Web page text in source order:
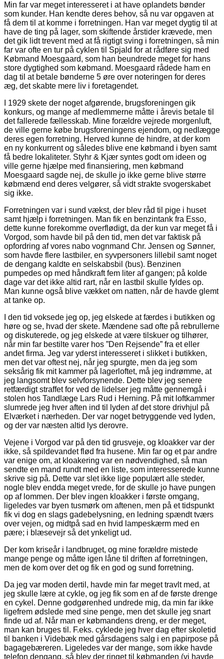
Min far var meget interesseret i at have oplandets bønder
som kunder. Han kendte deres behov, så nu var opgaven at
få dem til at komme i forretningen. Han var meget dygtig til at
have de ting på lager, som skiftende årstider krævede, men
det gik lidt trevent med at få rigtigt sving i forretningen, så min
far var ofte en tur på cyklen til Spjald for at rådføre sig med
Købmand Moesgaard, som han beundrede meget for hans
store dygtighed som købmand. Moesgaard rådede ham en
dag til at betale bønderne 5 øre over noteringen for deres
æg, det skabte mere liv i foretagendet.
I 1929 skete der noget afgørende, brugsforeningen gik
konkurs, og mange af medlemmerne måtte i årevis betale til
det fallerede fællesskab. Mine forældre vejrede morgenluft,
de ville gerne købe brugsforeningens ejendom, og nedlægge
deres egen forretning. Herved kunne de hindre, at der kom
en ny konkurrent og således blive ene købmand i byen samt
få bedre lokaliteter. Styhr & Kjær syntes godt om ideen og
ville gerne hjælpe med finansiering, men købmand
Moesgaard sagde nej, de skulle jo ikke gerne blive større
købmænd end deres velgører, så vidt strakte svogerskabet
sig ikke.
Forretningen var i sund vækst, der blev råd til pige i huset
samt hjælp i forretningen. Man fik en benzintank fra Esso,
dette kunne forekomme overflødigt, da der kun var meget få i
Vorgod, som havde bil på den tid, men det var faktisk på
opfordring af vores nabo vognmand Chr. Jensen og Sønner,
som havde flere lastbiler, en syvpersoners lillebil samt noget
de dengang kaldte en selskabsbil (bus). Benzinen
pumpedes op med håndkraft fem liter af gangen; på kolde
dage var det ikke altid rart, når en lastbil skulle fyldes op.
Man kunne også blive vækket om natten, når de havde glemt
at tanke op.
I den tid voksede jeg op, jeg elskede at færdes i butikken og
høre og se, hvad der skete. Mændene sad ofte på rebrullerne
og diskuterede, og jeg elskede at være tilskuer og tilhører,
når min far bestilte varer hos ”Den Rejsende” fra et eller
andet firma. Jeg var yderst interesseret i slikket i butikken,
men det var oftest nej, når jeg spurgte, men da jeg som
seksårig fik mit kammer på lagerloftet, må jeg indrømme, at
jeg langsomt blev selvforsynende. Dette blev jeg senere
retfærdigt straffet for ved de lidelser jeg måtte gennemgå i
stolen hos Tandlæge Lars Rud i Herning. På mit loftkammer
slumrede jeg hver aften ind til lyden af det store drivhjul på
Elværket i nærheden. Der var noget betryggende ved lyden,
og der var næsten altid lys derovre.
Vejene i Vorgod var på den tid grusveje, og kloakker var der
ikke, så spildevandet flød fra husene. Min far og et par andre
var enige om, at kloakering var en nødvendighed, så man
sendte en mand rundt med en liste, som interesserede kunne
skrive sig på. Dette var slet ikke lige populært alle steder,
nogle blev endda meget vrede, for de skulle jo have pungen
op af lommen. Der blev ingen kloakker i første omgang,
ligeledes var byen tusmørk om aftenen, men på et tidspunkt
fik vi dog en slags gadebelysning, en ledning spændt tværs
over vejen, og midtpå sad en hvid lampeskærm med en
pære; i blæsevejr så det ynkeligt ud.
Der kom kriseår i landbruget, og mine forældre mistede
mange penge og måtte igen låne til driften af forretningen,
men de kom over det og fik en god og sund forretning.
Da jeg var moden dertil, havde min far meget travlt med, at
jeg skulle lære at cykle, og jeg fik som en af de første drenge
en cykel. Denne godgørenhed undrede mig, da min far ikke
ligefrem ødslede med sine penge, men det skulle jeg snart
finde ud af. Når man er købmandens dreng, er der meget,
man kan bruges til. F.eks. cyklede jeg hver dag efter skoletid
til banken i Videbæk med gårsdagens salg i en papirpose på
bagagebæreren. Ligeledes var der mange, som ikke havde
telefon dengang, så blev der ringet til købmanden (vi havde